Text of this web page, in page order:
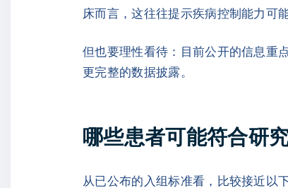
床而言，这往往提示疾病控制能力可
但也要理性看待：目前公开的信息重
更完整的数据披露。
哪些患者可能符合研
从已公布的入组标准看，比较接近以